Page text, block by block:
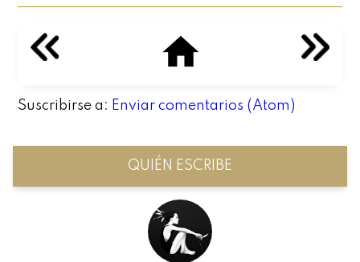
Suscribirse a: Enviar comentarios (Atom)
QUIÉN ESCRIBE